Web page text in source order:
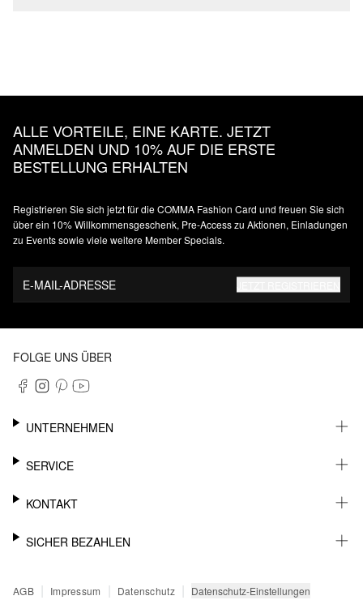
ALLE VORTEILE, EINE KARTE. JETZT
ANMELDEN UND 10% AUF DIE ERSTE
BESTELLUNG ERHALTEN
Registrieren Sie sich jetzt für die COMMA Fashion Card und freuen Sie sich
über ein 10% Willkommensgeschenk, Pre-Access zu Aktionen, Einladungen
zu Events sowie viele weitere Member Specials.
E-MAIL-ADRESSE
FOLGE UNS ÜBER
UNTERNEHMEN
KARRIERE
SERVICE
NEWSLETTER
MEIN KONTO
SENDUNGSVERFOLGUNG
KONTAKT
SUPPORT
SICHER BEZAHLEN
PAYPAL
AGB | Impressum | Datenschutz | Datenschutz-Einstellungen